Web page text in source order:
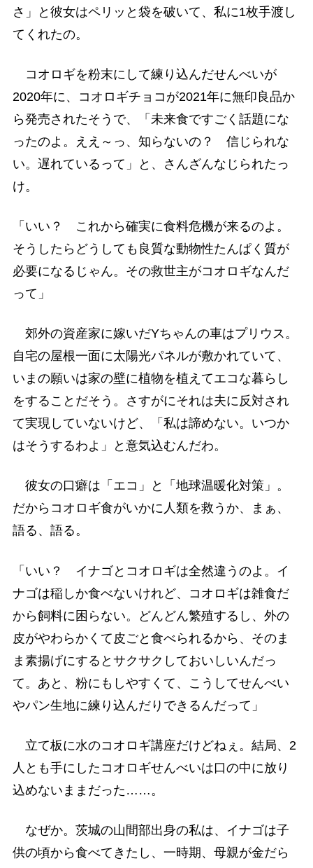
さ」と彼女はペリッと袋を破いて、私に1枚手渡し
てくれたの。
コオロギを粉末にして練り込んだせんべいが
2020年に、コオロギチョコが2021年に無印良品か
ら発売されたそうで、「未来食ですごく話題にな
ったのよ。ええ～っ、知らないの？ 信じられな
い。遅れているって」と、さんざんなじられたっ
け。
「いい？ これから確実に食料危機が来るのよ。
そうしたらどうしても良質な動物性たんぱく質が
必要になるじゃん。その救世主がコオロギなんだ
って」
郊外の資産家に嫁いだYちゃんの車はプリウス。
自宅の屋根一面に太陽光パネルが敷かれていて、
いまの願いは家の壁に植物を植えてエコな暮らし
をすることだそう。さすがにそれは夫に反対され
て実現していないけど、「私は諦めない。いつか
はそうするわよ」と意気込むんだわ。
彼女の口癖は「エコ」と「地球温暖化対策」。
だからコオロギ食がいかに人類を救うか、まぁ、
語る、語る。
「いい？ イナゴとコオロギは全然違うのよ。イ
ナゴは稲しか食べないけれど、コオロギは雑食だ
から飼料に困らない。どんどん繁殖するし、外の
皮がやわらかくて皮ごと食べられるから、そのま
ま素揚げにするとサクサクしておいしいんだっ
て。あと、粉にもしやすくて、こうしてせんべい
やパン生地に練り込んだりできるんだって」
立て板に水のコオロギ講座だけどねぇ。結局、2
人とも手にしたコオロギせんべいは口の中に放り
込めないままだった……。
なぜか。茨城の山間部出身の私は、イナゴは子
供の頃から食べてきたし、一時期、母親が金だら